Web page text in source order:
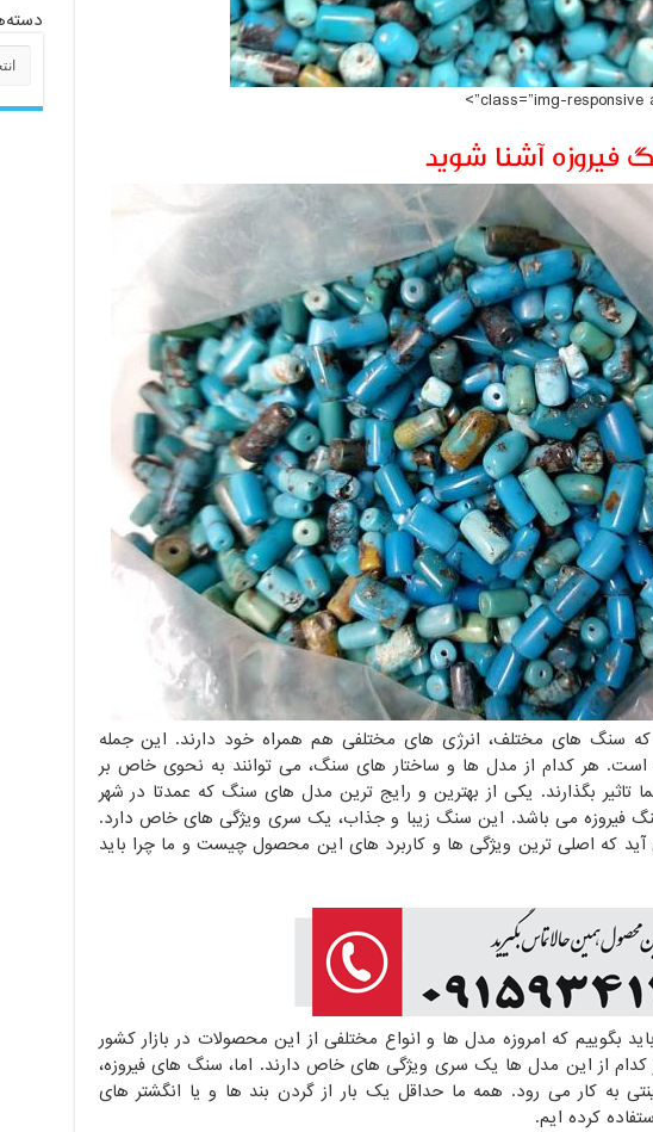
فیروزه آشنا شوید
سنگ های مختلف، انرژی های مختلفی هم همراه خود دارند. این جمله
هر کدام از مدل ها و ساختار های سنگ، می توانند به نحوی خاص بر
بگذارند. یکی از بهترین و رایج ترین مدل های سنگ که عمدتا در شهر
فیروزه می باشد. این سنگ زیبا و جذاب، یک سری ویژگی های خاص دارد.
که اصلی ترین ویژگی ها و کاربرد های این محصول چیست و ما چرا باید
بگوییم که امروزه مدل ها و انواع مختلفی از این محصولات در بازار کشور
از این مدل ها یک سری ویژگی های خاص دارند. اما، سنگ های فیروزه،
به کار می رود. همه ما حداقل یک بار از گردن بند ها و یا انگشتر های
کرده ایم.